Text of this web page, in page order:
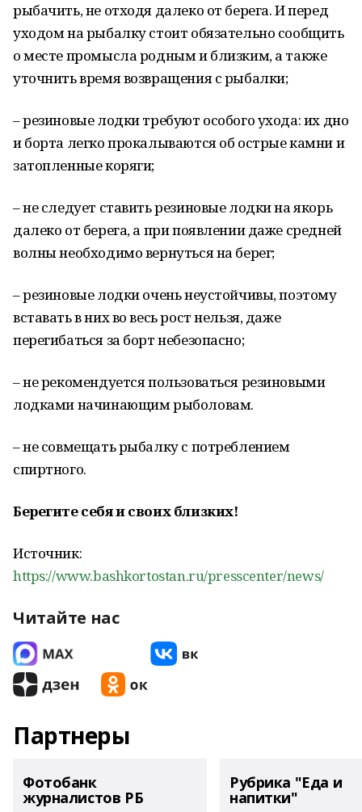
рыбачить, не отходя далеко от берега. И перед
уходом на рыбалку стоит обязательно сообщить
о месте промысла родным и близким, а также
уточнить время возвращения с рыбалки;
– резиновые лодки требуют особого ухода: их дно
и борта легко прокалываются об острые камни и
затопленные коряги;
– не следует ставить резиновые лодки на якорь
далеко от берега, а при появлении даже средней
волны необходимо вернуться на берег;
– резиновые лодки очень неустойчивы, поэтому
вставать в них во весь рост нельзя, даже
перегибаться за борт небезопасно;
– не рекомендуется пользоваться резиновыми
лодками начинающим рыболовам.
– не совмещать рыбалку с потреблением
спиртного.
Берегите себя и своих близких!
Источник:
https://www.bashkortostan.ru/presscenter/news/
Читайте нас
Партнеры
Фотобанк
журналистов РБ
Рубрика "Еда и
напитки"